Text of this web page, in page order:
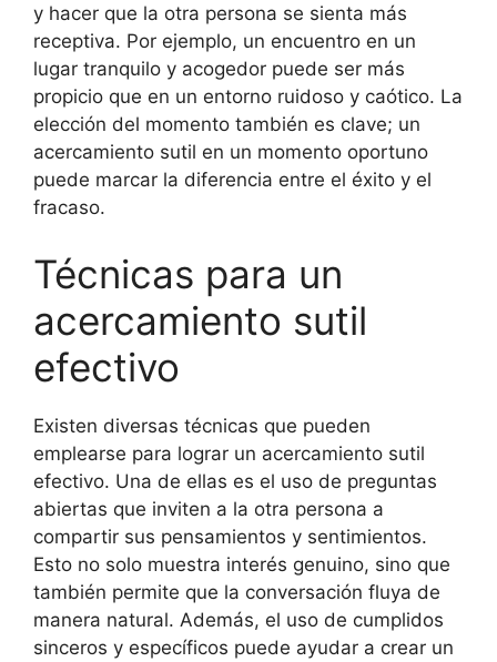
y hacer que la otra persona se sienta más
receptiva. Por ejemplo, un encuentro en un
lugar tranquilo y acogedor puede ser más
propicio que en un entorno ruidoso y caótico. La
elección del momento también es clave; un
acercamiento sutil en un momento oportuno
puede marcar la diferencia entre el éxito y el
fracaso.
Técnicas para un
acercamiento sutil
efectivo
Existen diversas técnicas que pueden
emplearse para lograr un acercamiento sutil
efectivo. Una de ellas es el uso de preguntas
abiertas que inviten a la otra persona a
compartir sus pensamientos y sentimientos.
Esto no solo muestra interés genuino, sino que
también permite que la conversación fluya de
manera natural. Además, el uso de cumplidos
sinceros y específicos puede ayudar a crear un